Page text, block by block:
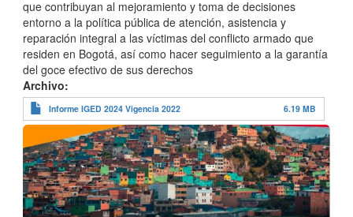
que contribuyan al mejoramiento y toma de decisiones
entorno a la política pública de atención, asistencia y
reparación integral a las víctimas del conflicto armado que
residen en Bogotá, así como hacer seguimiento a la garantía
del goce efectivo de sus derechos
Archivo
Informe IGED 2024 Vigencia 2022 6.19 MB